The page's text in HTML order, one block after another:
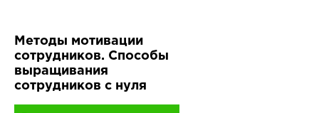
Методы мотивации
сотрудников. Способы
выращивания
сотрудников с нуля